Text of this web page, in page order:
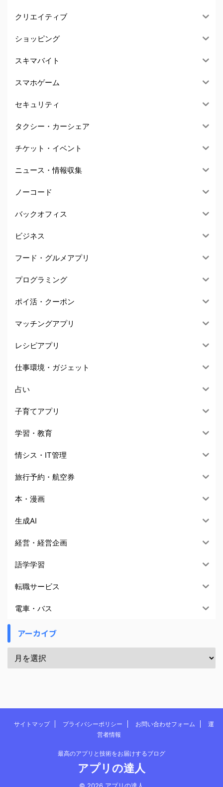
クリエイティブ
ショッピング
スキマバイト
スマホゲーム
セキュリティ
タクシー・カーシェア
チケット・イベント
ニュース・情報収集
ノーコード
バックオフィス
ビジネス
フード・グルメアプリ
プログラミング
ポイ活・クーポン
マッチングアプリ
レシピアプリ
仕事環境・ガジェット
占い
子育てアプリ
学習・教育
情シス・IT管理
旅行予約・航空券
本・漫画
生成AI
経営・経営企画
語学学習
転職サービス
電車・バス
アーカイブ
サイトマップ プライバシーポリシー お問い合わせフォーム
運
営者情報
最高のアプリと技術をお届けするブログ
アプリの達人